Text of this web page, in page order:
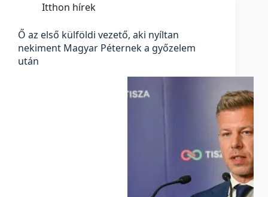
Itthon hírek
Ő az első külföldi vezető, aki nyíltan
nekiment Magyar Péternek a győzelem
után